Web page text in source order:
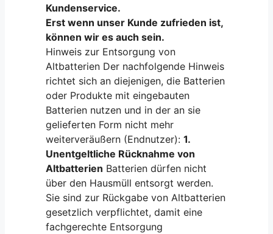
Kundenservice.
Erst wenn unser Kunde zufrieden ist,
können wir es auch sein.
Hinweis zur Entsorgung von
Altbatterien Der nachfolgende Hinweis
richtet sich an diejenigen, die Batterien
oder Produkte mit eingebauten
Batterien nutzen und in der an sie
gelieferten Form nicht mehr
weiterveräußern (Endnutzer):1.
Unentgeltliche Rücknahme von
Altbatterien Batterien dürfen nicht
über den Hausmüll entsorgt werden.
Sie sind zur Rückgabe von Altbatterien
gesetzlich verpflichtet, damit eine
fachgerechte Entsorgung